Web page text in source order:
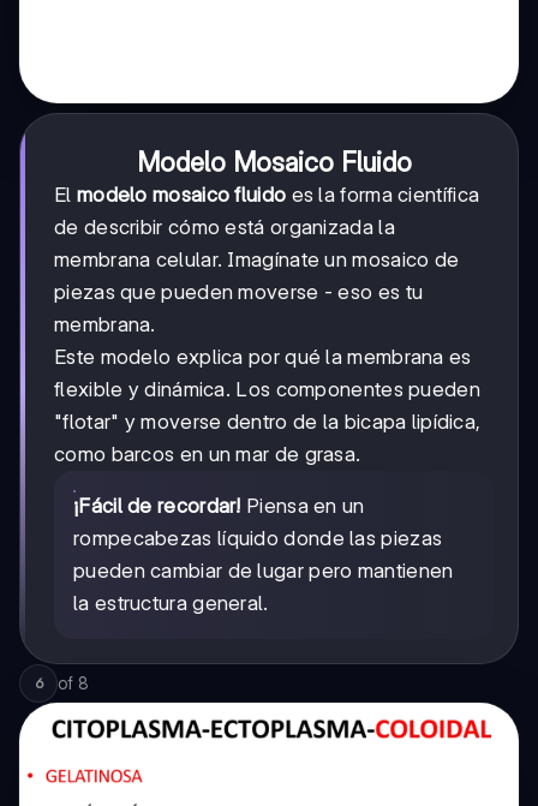
Modelo Mosaico Fluido
El modelo mosaico fluido es la forma científica
de describir cómo está organizada la
membrana celular. Imagínate un mosaico de
piezas que pueden moverse - eso es tu
membrana.
Este modelo explica por qué la membrana es
flexible y dinámica. Los componentes pueden
"flotar" y moverse dentro de la bicapa lipídica,
como barcos en un mar de grasa.
¡Fácil de recordar! Piensa en un
rompecabezas líquido donde las piezas
pueden cambiar de lugar pero mantienen
la estructura general.
6 of 8